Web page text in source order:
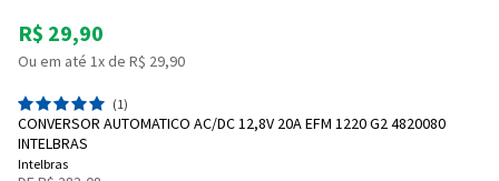
R$ 29,90
Ou em até 1x de R$ 29,90
(1)
CONVERSOR AUTOMATICO AC/DC 12,8V 20A EFM 1220 G2 4820080
INTELBRAS
Intelbras